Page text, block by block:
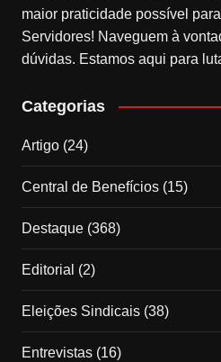
maior praticidade possível
Servidores! Naveguem à
dúvidas. Estamos aqui para
Categorias
Artigo(24)
Central de Benefícios(15)
Destaque(368)
Editorial (2)
Eleições Sindicais(38)
Entrevistas(16)